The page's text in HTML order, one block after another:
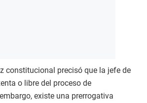
constitucional precisó que la jefe de
o libre del proceso de
existe una prerrogativa